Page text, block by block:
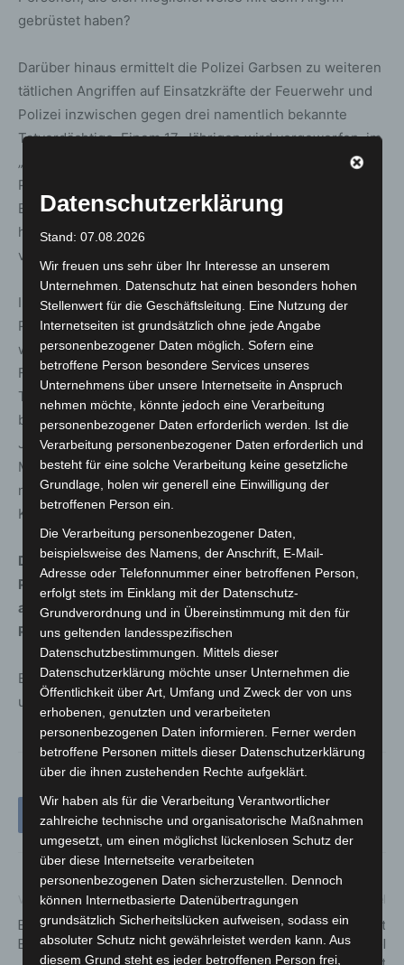
gebrüstet haben?
Darüber hinaus ermittelt die Polizei Garbsen zu weiteren
tätlichen Angriffen auf Einsatzkräfte der Feuerwehr und
Polizei inzwischen gegen drei namentlich bekannte
Tatverdächtige. Einem 17-Jährigen wird vorgeworfen, im
„Sperberhorst“ in Garbsen am Rande eines
Polizeieinsatzes gleich zweimal Pyrotechnik auf
Einsatzkräfte geworfen beziehungsweise geschossen zu
haben. Der Verdächtige wurde nach kurzer Flucht
vorläufig festgenommen.
Im Zuge des Einsatzes wegen eines 18-Jährigen, der
Polizei- und Feuerwehrkräfte mit einer Rakete beschoss,
wurden durch einen bisher unbekannten Täter vier
Feuerwehrleute leicht verletzt. Der bisher unbekannte
Täter hatte die Feuerwehrleute ebenfalls mit Pyrotechnik
beschossen. Zudem konnte durch die Polizei ein 24-
Jähriger ermittelt werden, der eine Rakete in eine
Menschenmenge abgefeuert haben soll. Gegen ihn wird
nunmehr ein Verfahren wegen versuchter gefährlicher
Körperverletzung geführt.
Da diese Sachverhalte teilweise von einer Vielzahl von
Passanten beziehungsweise Anwohnenden aus
angrenzenden Häusern beobachtet wurden, bittet die
Polizei auch hier um weitere Zeugenhinweise.
Entsprechende Informationen nimmt die Polizei Garbsen
unter der Telefonnummer 05131 701-4515 entgegen.
Vorheriger Artikel
Buslinie 135: Umleitung im
Bereich Wiesenau
Feuerwehren im Stadtgebiet
Garbsen am Mittwoch viel
Datenschutzerklärung
Stand: 07.08.2026
Wir freuen uns sehr über Ihr Interesse an unserem
Unternehmen. Datenschutz hat einen besonders hohen
Stellenwert für die Geschäftsleitung. Eine Nutzung der
Internetseiten ist grundsätzlich ohne jede Angabe
personenbezogener Daten möglich. Sofern eine
betroffene Person besondere Services unseres
Unternehmens über unsere Internetseite in Anspruch
nehmen möchte, könnte jedoch eine Verarbeitung
personenbezogener Daten erforderlich werden. Ist die
Verarbeitung personenbezogener Daten erforderlich und
besteht für eine solche Verarbeitung keine gesetzliche
Grundlage, holen wir generell eine Einwilligung der
betroffenen Person ein.
Die Verarbeitung personenbezogener Daten,
beispielsweise des Namens, der Anschrift, E-Mail-
Adresse oder Telefonnummer einer betroffenen Person,
erfolgt stets im Einklang mit der Datenschutz-
Grundverordnung und in Übereinstimmung mit den für
uns geltenden landesspezifischen
Datenschutzbestimmungen. Mittels dieser
Datenschutzerklärung möchte unser Unternehmen die
Öffentlichkeit über Art, Umfang und Zweck der von uns
erhobenen, genutzten und verarbeiteten
personenbezogenen Daten informieren. Ferner werden
betroffene Personen mittels dieser Datenschutzerklärung
über die ihnen zustehenden Rechte aufgeklärt.
Wir haben als für die Verarbeitung Verantwortlicher
zahlreiche technische und organisatorische Maßnahmen
umgesetzt, um einen möglichst lückenlosen Schutz der
über diese Internetseite verarbeiteten
personenbezogenen Daten sicherzustellen. Dennoch
können Internetbasierte Datenübertragungen
grundsätzlich Sicherheitslücken aufweisen, sodass ein
absoluter Schutz nicht gewährleistet werden kann. Aus
diesem Grund steht es jeder betroffenen Person frei,